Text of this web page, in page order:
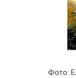
Фото: